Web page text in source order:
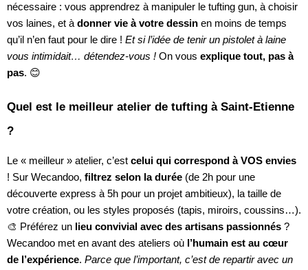
nécessaire : vous apprendrez à manipuler le tufting gun, à choisir
vos laines, et à donner vie à votre dessin en moins de temps
qu’il n’en faut pour le dire ! Et si l’idée de tenir un pistolet à laine
vous intimidait… détendez-vous ! On vous explique tout, pas à
pas. 😊
Quel est le meilleur atelier de tufting à Saint-Etienne
?
Le « meilleur » atelier, c’est celui qui correspond à VOS envies
! Sur Wecandoo, filtrez selon la durée (de 2h pour une
découverte express à 5h pour un projet ambitieux), la taille de
votre création, ou les styles proposés (tapis, miroirs, coussins…).
🎨 Préférez un lieu convivial avec des artisans passionnés ?
Wecandoo met en avant des ateliers où l’humain est au cœur
de l’expérience. Parce que l’important, c’est de repartir avec un